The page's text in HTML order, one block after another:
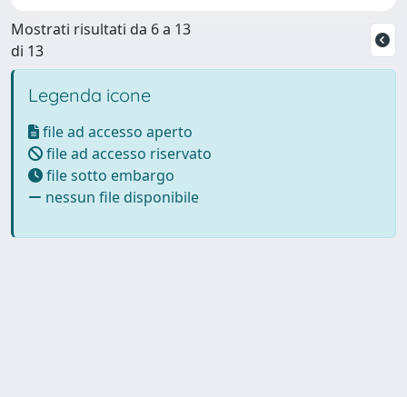
Mostrati risultati da 6 a 13
di 13
Legenda icone
file ad accesso aperto
file ad accesso riservato
file sotto embargo
nessun file disponibile